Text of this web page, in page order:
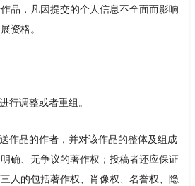
品，凡因提交的个人信息不全面而影响
资格。
行调整或者重组。
作品的作者，并对该作品的整体及组成
确、无争议的著作权；投稿者还应保证
人的包括著作权、肖像权、名誉权、隐